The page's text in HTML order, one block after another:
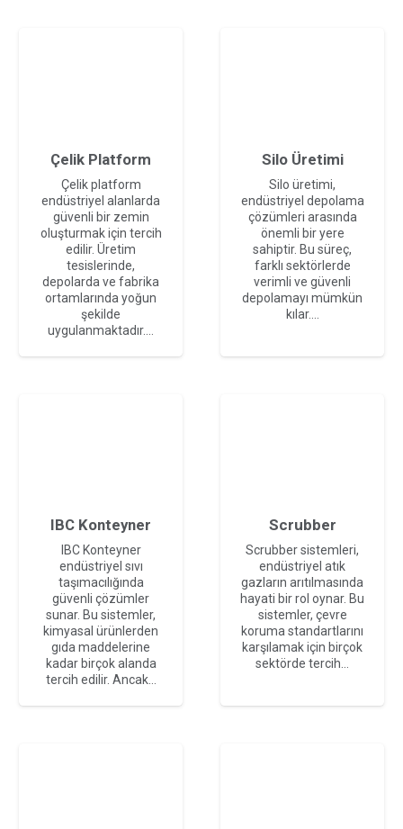
Çelik Platform
Çelik platform
endüstriyel alanlarda
güvenli bir zemin
oluşturmak için tercih
edilir. Üretim
tesislerinde,
depolarda ve fabrika
ortamlarında yoğun
şekilde
uygulanmaktadır.…
Silo Üretimi
Silo üretimi,
endüstriyel depolama
çözümleri arasında
önemli bir yere
sahiptir. Bu süreç,
farklı sektörlerde
verimli ve güvenli
depolamayı mümkün
kılar.…
IBC Konteyner
IBC Konteyner
endüstriyel sıvı
taşımacılığında
güvenli çözümler
sunar. Bu sistemler,
kimyasal ürünlerden
gıda maddelerine
kadar birçok alanda
tercih edilir. Ancak…
Scrubber
Scrubber sistemleri,
endüstriyel atık
gazların arıtılmasında
hayati bir rol oynar. Bu
sistemler, çevre
koruma standartlarını
karşılamak için birçok
sektörde tercih…